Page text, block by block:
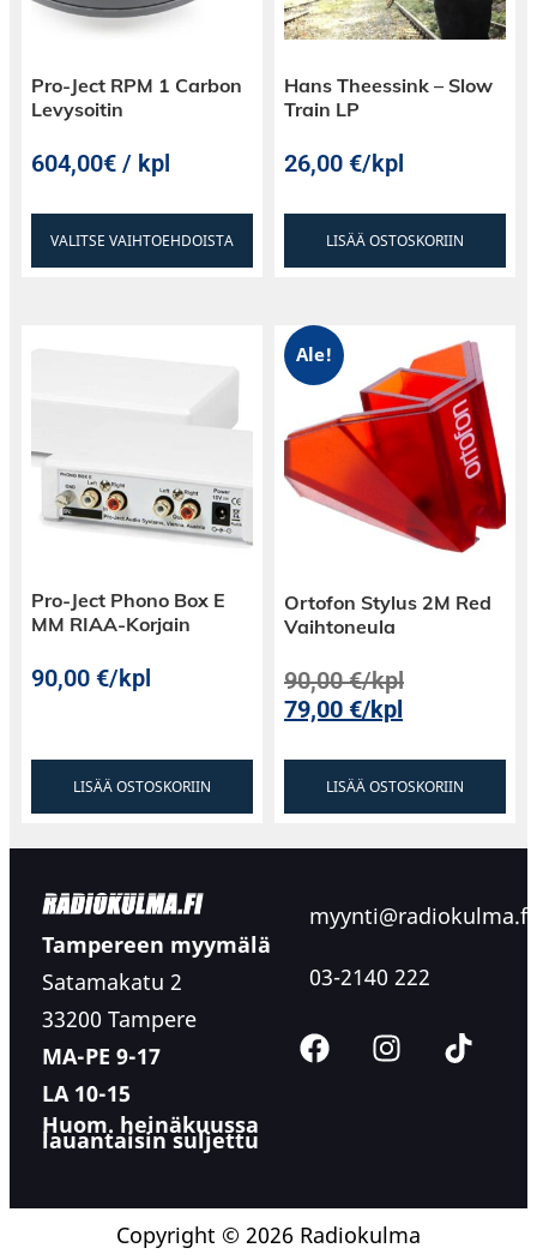
Pro-Ject RPM 1 Carbon
Levysoitin
604,00€ / kpl
VALITSE VAIHTOEHDOISTA
Hans Theessink – Slow
Train LP
26,00€/kpl
LISÄÄ OSTOSKORIIN
Pro-Ject Phono Box E
MM RIAA-Korjain
90,00€/kpl
LISÄÄ OSTOSKORIIN
Ale!
Ortofon Stylus 2M Red
Vaihtoneula
90,00€/kpl
79,00€/kpl
LISÄÄ OSTOSKORIIN
Tampereen myymälä
Satamakatu 2
33200 Tampere
MA-PE 9-17
LA 10-15
Huom. heinäkuussa
lauantaisin suljettu
myynti@radiokulma.fi
03-2140 222
Copyright © 2026 Radiokulma